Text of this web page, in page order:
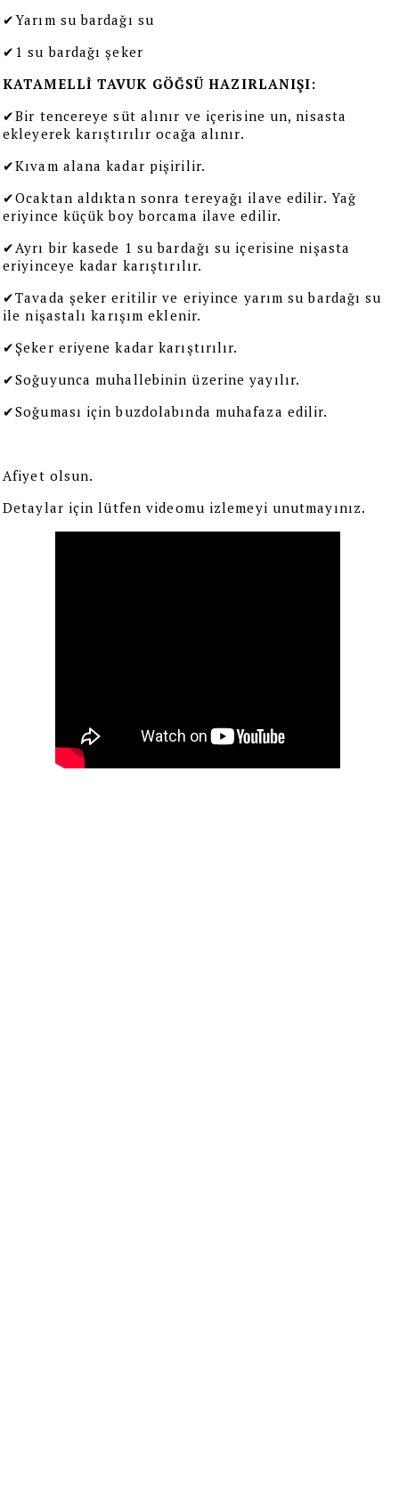
✔Yarım su bardağı su
✔1 su bardağı şeker
KATAMELLİ TAVUK GÖĞSÜ HAZIRLANIŞI:
✔Bir tencereye süt alınır ve içerisine un, nisasta
ekleyerek karıştırılır ocağa alınır.
✔Kıvam alana kadar pişirilir.
✔Ocaktan aldıktan sonra tereyağı ilave edilir. Yağ
eriyince küçük boy borcama ilave edilir.
✔Ayrı bir kasede 1 su bardağı su içerisine nişasta
eriyinceye kadar karıştırılır.
✔Tavada şeker eritilir ve eriyince yarım su bardağı su
ile nişastalı karışım eklenir.
✔Şeker eriyene kadar karıştırılır.
✔Soğuyunca muhallebinin üzerine yayılır.
✔Soğuması için buzdolabında muhafaza edilir.
Afiyet olsun.
Detaylar için lütfen videomu izlemeyi unutmayınız.